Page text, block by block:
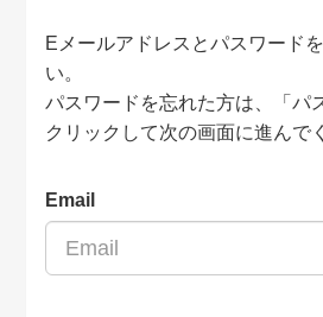
Eメールアドレスとパスワード
い。
パスワードを忘れた方は、「パ
クリックして次の画面に進んで
Email